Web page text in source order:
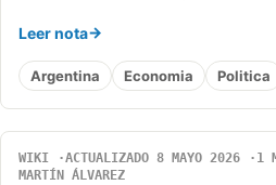
Leer nota
Argentina Economia Politica
WIKI ACTUALIZADO 8 MAYO 2026
1
MARTÍN ÁLVAREZ